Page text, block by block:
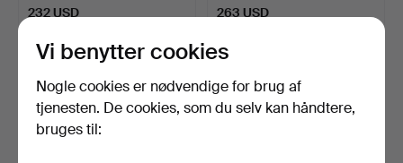
232 USD 263 USD
Vi benytter cookies
Nogle cookies er nødvendige for brug af
tjenesten. De cookies, som du selv kan håndtere,
bruges til: